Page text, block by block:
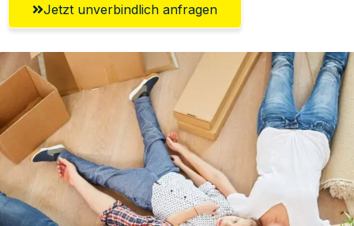
Jetzt unverbindlich anfragen